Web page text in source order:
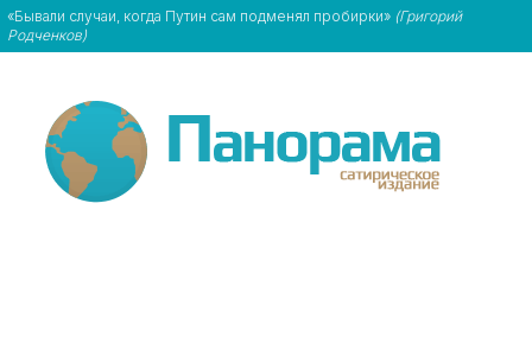
«Бывали случаи, когда Путин сам подменял пробирки» (Григорий
Родченков)